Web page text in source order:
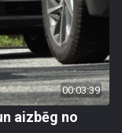
00:03:39
aizbēg no